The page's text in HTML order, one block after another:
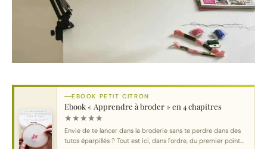
EBOOK PETIT CITRON
Ebook « Apprendre à broder » en 4 chapitres
★★★★★
Envie de te lancer dans la broderie sans te perdre dans des
tutos éparpillés ? Tout est ici, dans l'ordre, du premier point